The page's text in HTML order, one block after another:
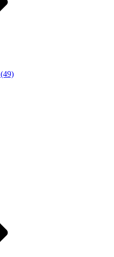
(49)